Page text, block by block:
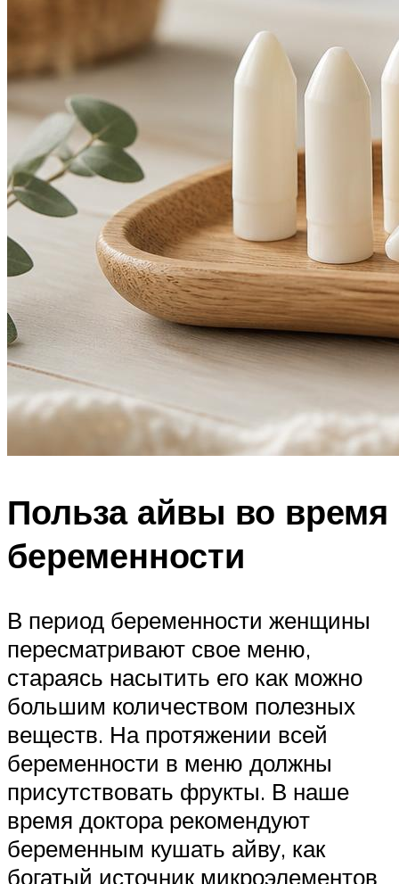
Польза айвы во время
беременности
В период беременности женщины
пересматривают свое меню,
стараясь насытить его как можно
большим количеством полезных
веществ. На протяжении всей
беременности в меню должны
присутствовать фрукты. В наше
время доктора рекомендуют
беременным кушать айву, как
богатый источник микроэлементов